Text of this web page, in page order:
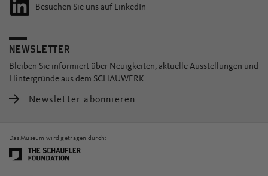
Besuchen Sie uns auf LinkedIn
NEWSLETTER
Bleiben Sie informiert über Neuigkeiten, aktuelle Ausstellungen und
Hintergründe aus dem SCHAUWERK
Newsletter abonnieren
Das Museum wird getragen durch: